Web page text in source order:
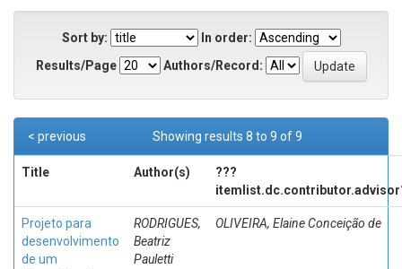
Sort by:
In order:
Results/Page
Authors/Record:
Showing results 8 to 9 of 9
< previous
Title Author(s)
???
Projeto para
desenvolvimento
de um
RODRIGUES,
Beatriz
Pauletti
OLIVEIRA, Elaine Conceição de